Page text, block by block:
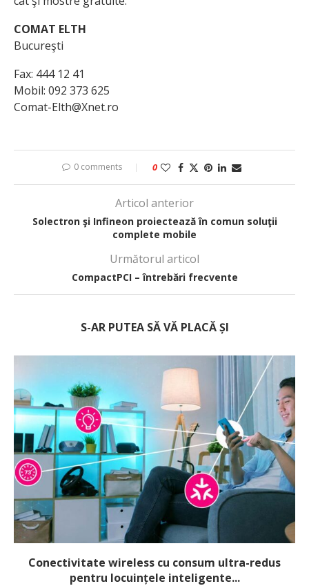
COMAT ELTH
Bucureşti
Fax: 444 12 41
Mobil: 092 373 625
Comat-Elth@Xnet.ro
0 comments 0
Articol anterior
Solectron şi Infineon proiectează în comun soluţii
complete mobile
Următorul articol
CompactPCI – întrebări frecvente
S-AR PUTEA SĂ VĂ PLACĂ ȘI
Conectivitate wireless cu consum ultra-redus
pentru locuințele inteligente...